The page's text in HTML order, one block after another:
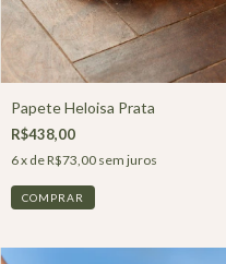
Papete Heloisa Prata
R$438,00
6x deR$73,00 sem juros
COMPRAR